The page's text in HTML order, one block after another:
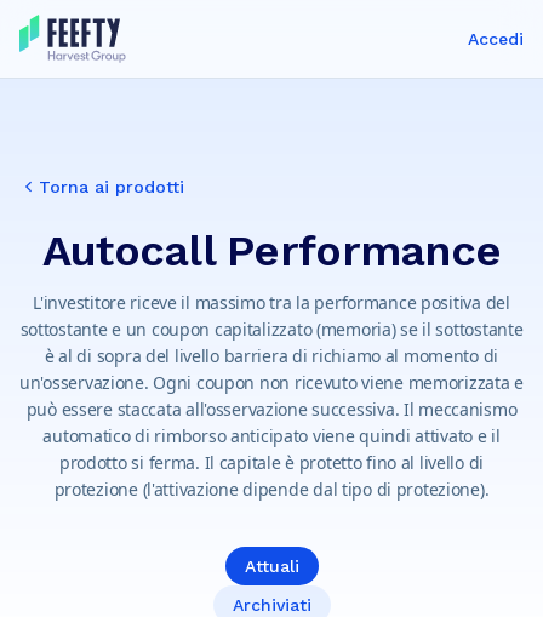
Accedi
Torna ai prodotti
Autocall Performance
L'investitore riceve il massimo tra la performance positiva del
sottostante e un coupon capitalizzato (memoria) se il sottostante
è al di sopra del livello barriera di richiamo al momento di
un'osservazione. Ogni coupon non ricevuto viene memorizzata e
può essere staccata all'osservazione successiva. Il meccanismo
automatico di rimborso anticipato viene quindi attivato e il
prodotto si ferma. Il capitale è protetto fino al livello di
protezione (l'attivazione dipende dal tipo di protezione).
Attuali
Archiviati